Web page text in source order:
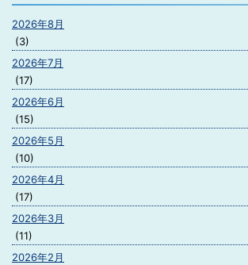
2026年8月
(3)
2026年7月
(17)
2026年6月
(15)
2026年5月
(10)
2026年4月
(17)
2026年3月
(11)
2026年2月